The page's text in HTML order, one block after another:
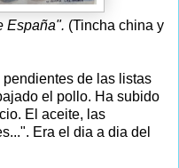
España". (Tincha china y
de las listas
el pollo. Ha subido
El aceite, las
Era el dia a dia del